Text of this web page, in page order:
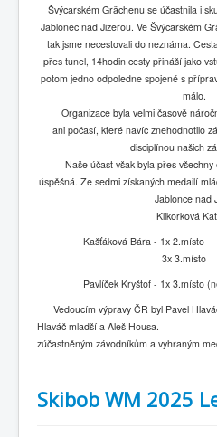
Švýcarském Grächenu se účastnila i
Jablonec nad Jizerou. Ve Švýcarském
tak jsme necestovali do neznáma.
přes tunel, 14hodin cesty přináší jako
potom jedno odpoledne spojené s
málo.
Organizace byla velmi časově
ani počasí, které navíc znehodnotilo
disciplínou
Naše účast však byla přes všechny
úspěšná. Ze sedmi získaných medailí
Jablonce nad
Klikorková
Kašťáková
3x 3.místo
Pavlíček Kryštof - 1x 3.místo
Vedoucím výpravy ČR byl Pavel
Hlaváč mladší a
zúčastněným závodníkům a vyhraným
Skibob WM 2025